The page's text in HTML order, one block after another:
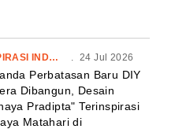
INSPIRASI INDONESIA 24 Jul 2026
Perbatasan Baru DIY
Dibangun, Desain
Pradipta" Terinspirasi
Matahari di